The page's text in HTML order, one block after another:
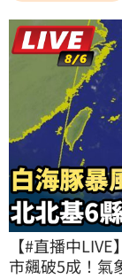
【#直播中
市飆破5成！氣